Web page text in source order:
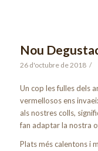
Nou
26 d'octubre de 2018 /
Un cop les fulles dels
vermellosos ens
als nostres colls,
fan adaptar la nostra
Plats més calentons i